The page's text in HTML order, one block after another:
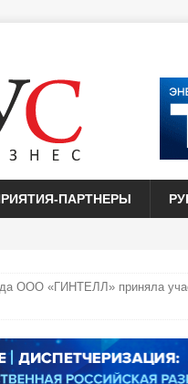
ПАРТНЕРЫ
ООО «ГИНТЕЛЛ» приняла